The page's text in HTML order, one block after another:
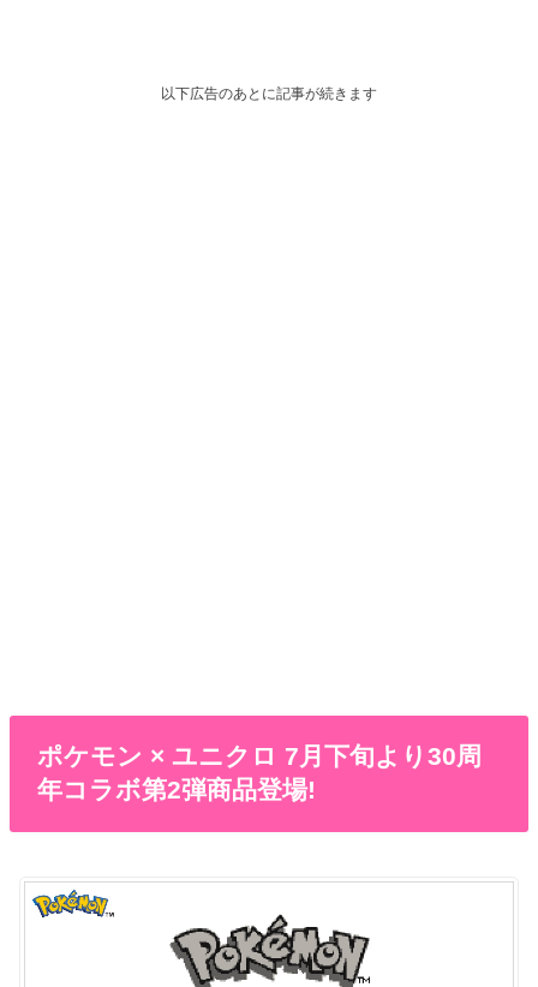
以下広告のあとに記事が続きます
ポケモン × ユニクロ 7月下旬より30周
年コラボ第2弾商品登場!